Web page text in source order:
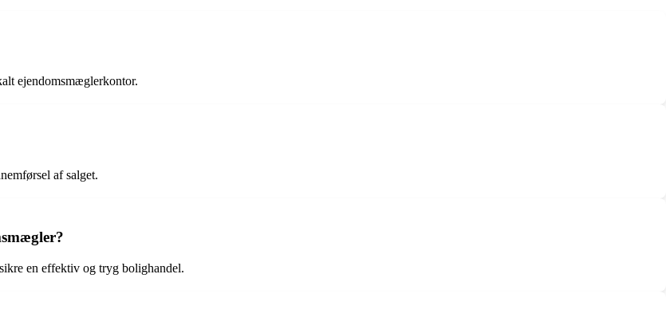
ejendomsmæglerkontor.
af salget.
en effektiv og tryg bolighandel.